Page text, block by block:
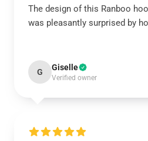
The design of this Ranboo
was pleasantly surprised by
G Giselle
Verified owner